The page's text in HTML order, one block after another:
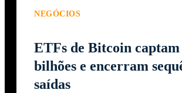
NEGÓCIOS
ETFs de Bitcoin captam
bilhões e encerram
saídas